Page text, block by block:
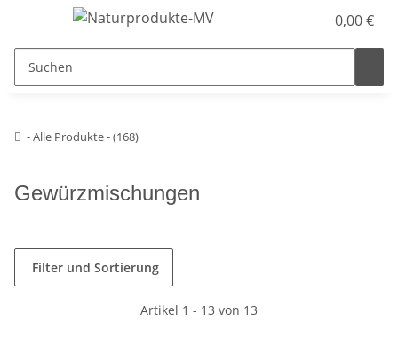
0,00 €
- Alle Produkte - (168)
Gewürzmischungen
Filter und Sortierung
Artikel 1 - 13 von 13